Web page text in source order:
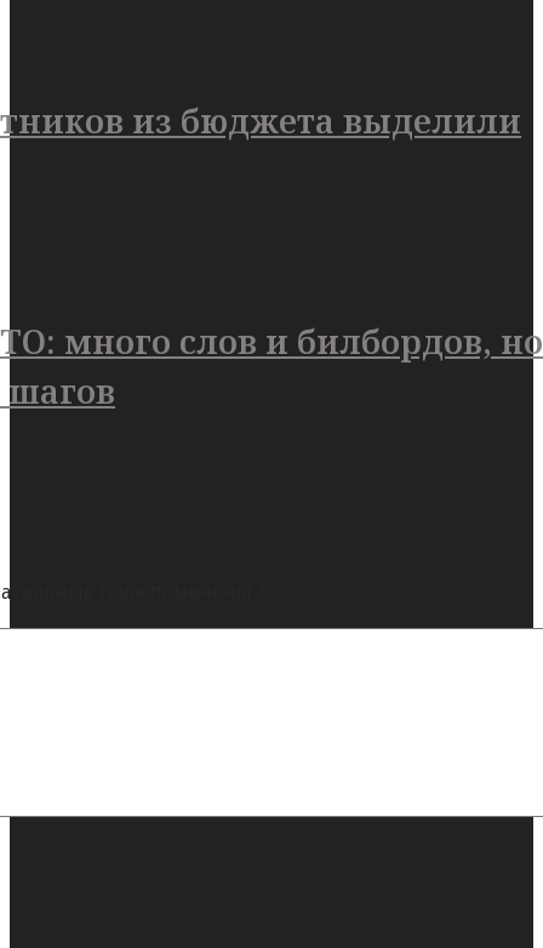
из бюджета выделили
много слов и билбордов, но
поля помечены